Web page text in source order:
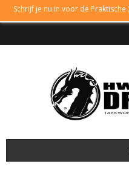
Schrijf je nu in voor de